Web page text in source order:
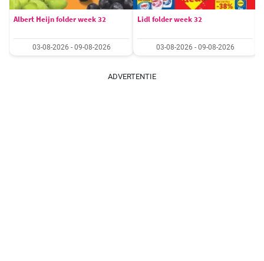
Albert Heijn folder week 32
03-08-2026 - 09-08-2026
Lidl folder week 32
03-08-2026 - 09-08-2026
ADVERTENTIE